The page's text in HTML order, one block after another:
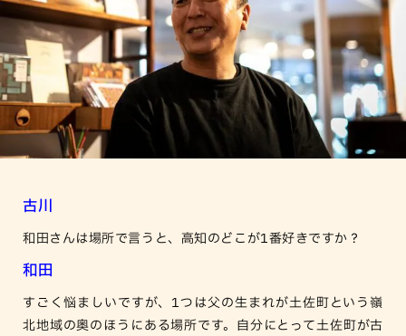
古川
和田さんは場所で言うと、高知のどこが1番好きですか？
和田
すごく悩ましいですが、1つは父の生まれが土佐町という嶺
北地域の奥のほうにある場所です。自分にとって土佐町が古